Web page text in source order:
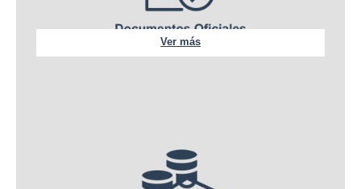
Ver más